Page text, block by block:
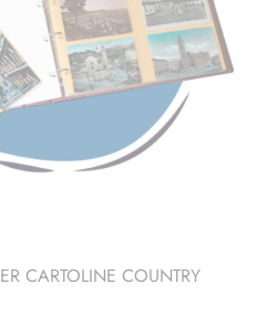
CARTOLINE COUNTRY